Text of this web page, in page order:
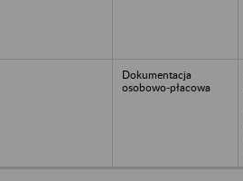
Dokumentacja
osobowo-płacowa